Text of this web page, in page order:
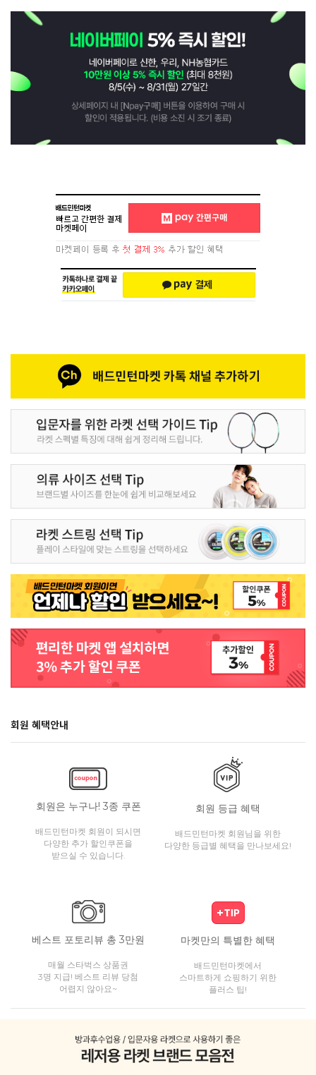
회원 혜택안내
회원은 누구나! 3종 쿠폰
배드민턴마켓 회원이 되시면
다양한 추가 할인쿠폰을
받으실 수 있습니다.
회원 등급 혜택
배드민턴마켓 회원님을 위한
다양한 등급별 혜택을 만나보세요!
베스트 포토리뷰 총 3만원
매월 스타벅스 상품권
3명 지급! 베스트 리뷰 당첨
어렵지 않아요~
마켓만의 특별한 혜택
배드민턴마켓에서
스마트하게 쇼핑하기 위한
플러스 팁!